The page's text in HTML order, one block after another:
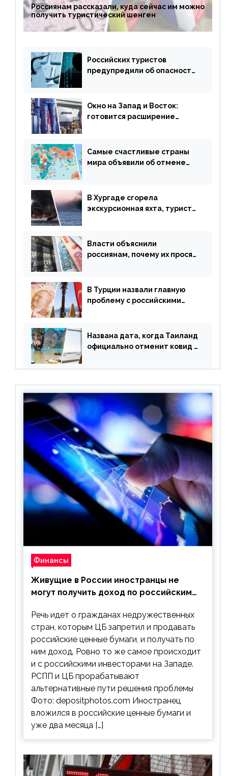
Россиянам рассказали, куда сейчас им можно
получить туристический шенген
Российских туристов
предупредили об опасности
Окно на Запад и Восток:
готовится расширение
Самые счастливые страны
мира объявили об отмене
В Хургаде сгорела
экскурсионная яхта, туристы
Власти объяснили
россиянам, почему их просят
В Турции назвали главную
проблему с российскими
Названа дата, когда Таиланд
официально отменит ковид и
Финансы
Живущие в России иностранцы не
могут получить доход по российским
Речь идет о гражданах недружественных
стран, которым ЦБ запретил и продавать
российские ценные бумаги, и получать по
ним доход. Ровно то же самое происходит
и с российскими инвесторами на Западе.
РСПП и ЦБ прорабатывают
альтернативные пути решения проблемы
Фото: depositphotos.com Иностранец
вложился в российские ценные бумаги и
уже два месяца […]